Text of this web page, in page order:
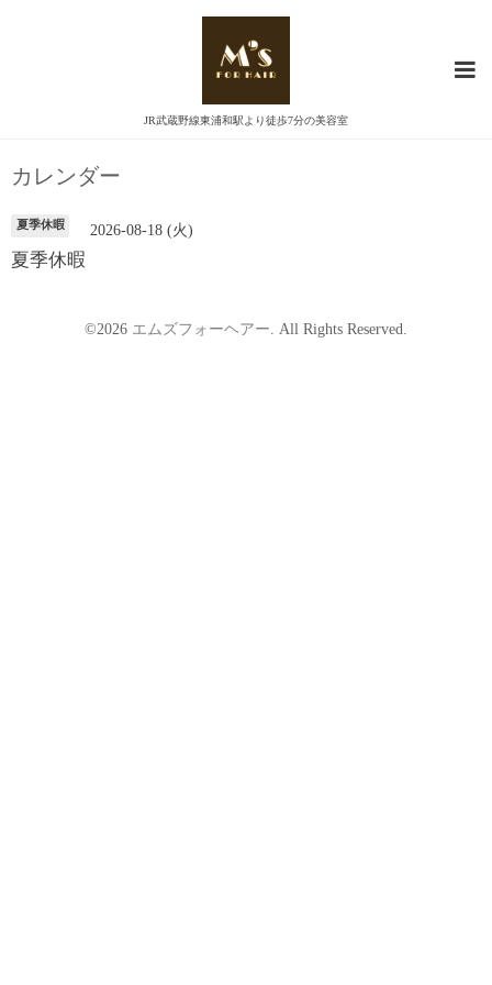
JR武蔵野線東浦和駅より徒歩7分の美容室
カレンダー
夏季休暇 2026-08-18 (火)
夏季休暇
©2026 エムズフォーヘアー . All Rights Reserved.